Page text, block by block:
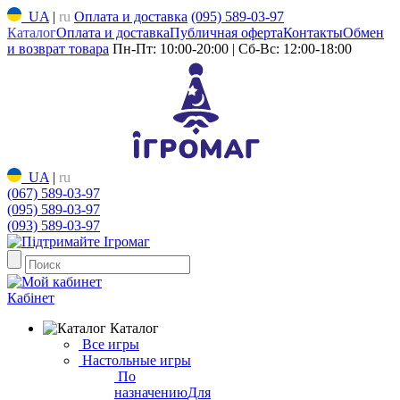
UA | ru Оплата и доставка (095) 589-03-97
КаталогОплата и доставкаПубличная офертаКонтактыОбмен
и возврат товара Пн-Пт: 10:00-20:00 | Сб-Вс: 12:00-18:00
UA | ru
(067) 589-03-97
(095) 589-03-97
(093) 589-03-97
Кабінет
Каталог
Все игры
Настольные игры
По
назначениюДля